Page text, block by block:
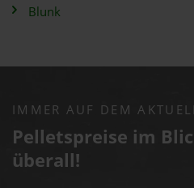
Blunk
IMMER AUF DEM
Pelletspreise im
überall!